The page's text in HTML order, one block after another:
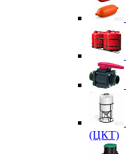
(ЦКТ)